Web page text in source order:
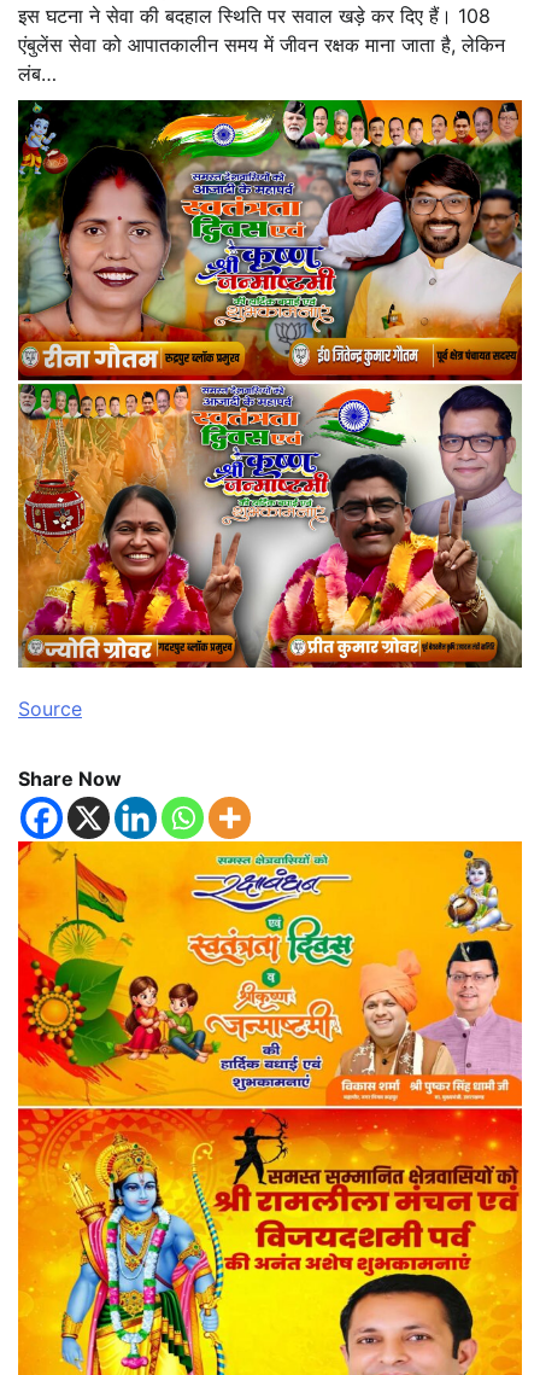
इस घटना ने सेवा की बदहाल स्थिति पर सवाल खड़े कर दिए हैं। 108
एंबुलेंस सेवा को आपातकालीन समय में जीवन रक्षक माना जाता है, लेकिन
लंब…
Source
Share Now